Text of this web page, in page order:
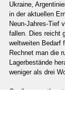
Ukraine,
in der aktuellen
Neun-Jahres-Tief
fallen. Dies reicht
weltweiten Bedarf
Rechnet man die
Lagerbestände
weniger als drei
Quelle: www.tkp.at